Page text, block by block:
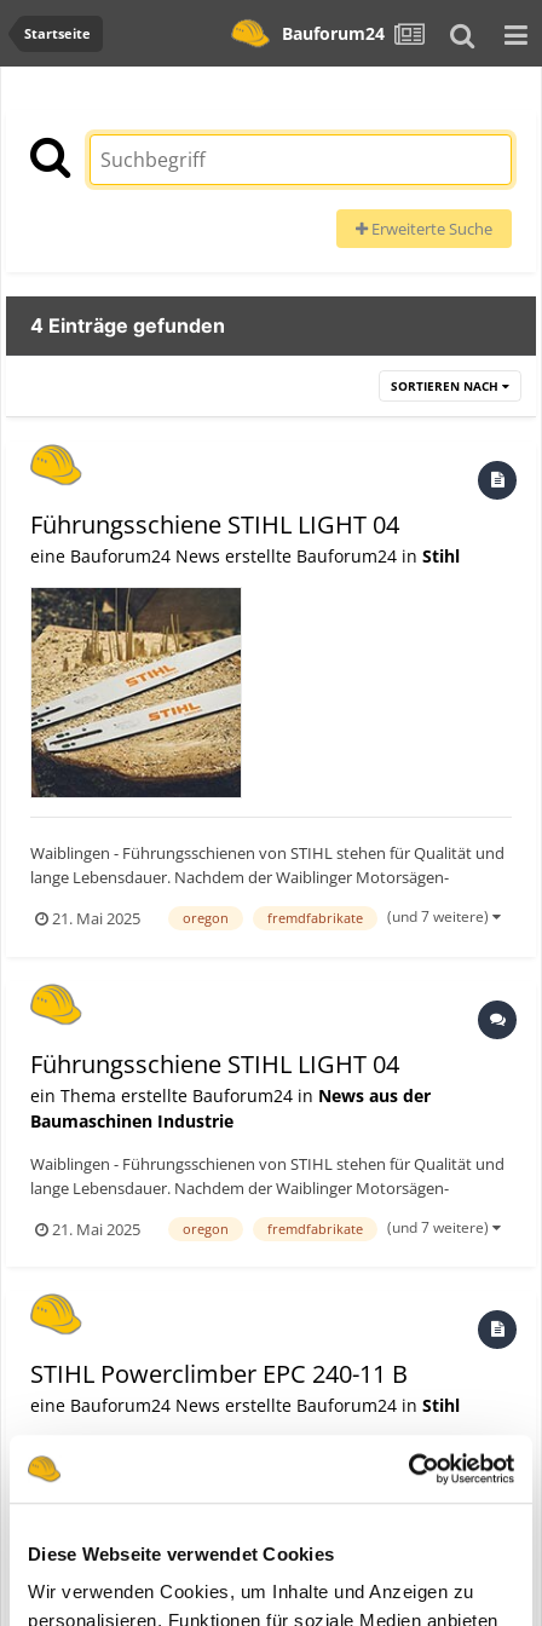
Diese Webseite verwendet Cookies
Wir verwenden Cookies, um Inhalte und Anzeigen zu
personalisieren, Funktionen für soziale Medien anbieten
Startseite Bauforum24
Erweiterte Suche
4 Einträge gefunden
SORTIEREN NACH
Führungsschiene STIHL LIGHT 04
eine Bauforum24 News erstellte Bauforum24 in Stihl
Waiblingen - Führungsschienen von STIHL stehen für Qualität und
lange Lebensdauer. Nachdem der Waiblinger Motorsägen-
Spezialist seine Führungsschienen bisher exklusiv für Motorsägen
der eigenen Marke gefertigt hat, erweitert er sein Portfolio und
21. Mai 2025 oregon fremdfabrikate (und 7 weitere)
Führungsschiene STIHL LIGHT 04
ein Thema erstellte Bauforum24 in News aus der
Baumaschinen Industrie
Waiblingen - Führungsschienen von STIHL stehen für Qualität und
lange Lebensdauer. Nachdem der Waiblinger Motorsägen-
der eigenen Marke gefertigt hat, erweitert er sein Portfolio und
21. Mai 2025 oregon fremdfabrikate (und 7 weitere)
STIHL Powerclimber EPC 240-11 B
eine Bauforum24 News erstellte Bauforum24 in Stihl